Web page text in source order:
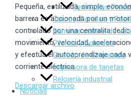
Terminales
Tornos, Portillos y
Barreras control de
Pilonas y Bolardos
Gestión de Gimnasios
Impresora de tarjetas
Relojería industrial
Noticias
Pequeña, estilizada, simple,
barrera es accionada por un
controlado por una centralita
movimiento, velocidad,
y efectúa el autoaprendizaje cada
corriente eléctrica.
Descargar archivo